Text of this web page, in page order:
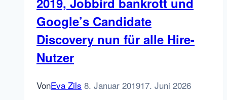
Google’s Candidate
Discovery nun für alle Hire-
Nutzer
VonEva Zils 8. Januar 201917. Juni 2026